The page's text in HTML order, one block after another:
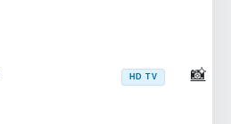
HD TV 📸